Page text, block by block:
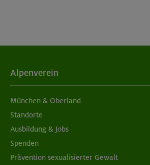
05./06.09.26
Grundkurs Klettern indoor
Alpenverein
München & Oberland
Standorte
Ausbildung & Jobs
Spenden
Prävention sexualisierter Gewalt